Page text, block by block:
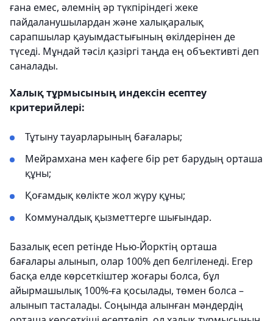
ғана емес, әлемнің әр түкпіріндегі жеке
пайдаланушылардан және халықаралық
сарапшылар қауымдастығының өкілдерінен де
түседі. Мұндай тәсіл қазіргі таңда ең объективті деп
саналады.
Халық тұрмысының индексін есептеу
критерийлері:
Тұтыну тауарларының бағалары;
Мейрамхана мен кафеге бір рет барудың орташа
құны;
Қоғамдық көлікте жол жүру құны;
Коммуналдық қызметтерге шығындар.
Базалық есеп ретінде Нью-Йорктің орташа
бағалары алынып, олар 100% деп белгіленеді. Егер
басқа елде көрсеткіштер жоғары болса, бұл
айырмашылық 100%-ға қосылады, төмен болса –
алынып тасталады. Соңында алынған мәндердің